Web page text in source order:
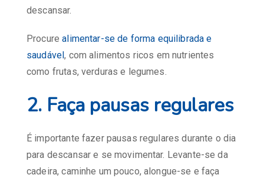
descansar.
Procurealimentar-se de forma equilibrada e
saudável, com alimentos ricos em nutrientes
como frutas, verduras e legumes.
2. Faça pausas regulares
É importante fazer pausas regulares durante o dia
para descansar e se movimentar. Levante-se da
cadeira, caminhe um pouco, alongue-se e faça